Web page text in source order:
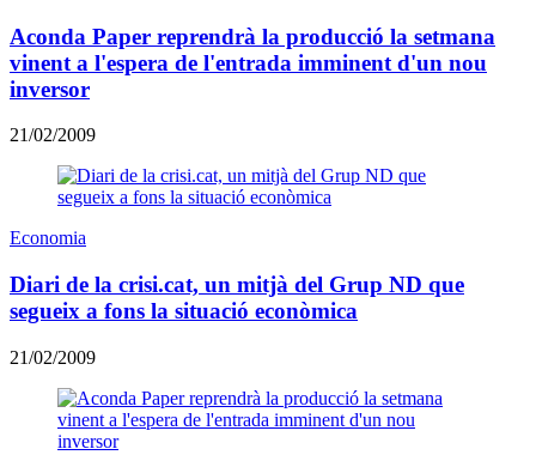
Aconda Paper reprendrà la producció la setmana
vinent a l'espera de l'entrada imminent d'un nou
inversor
21/02/2009
Economia
Diari de la crisi.cat, un mitjà del Grup ND que
segueix a fons la situació econòmica
21/02/2009